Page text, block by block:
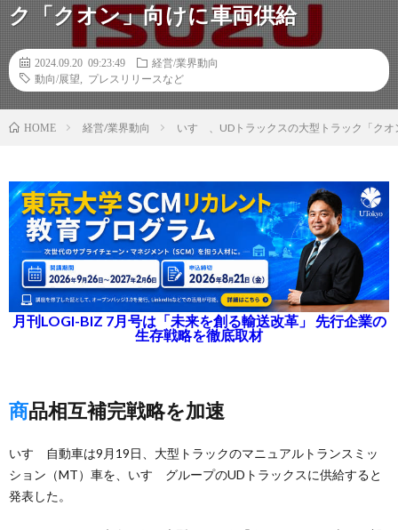
ク「クオン」向けに車両供給
2024.09.20 09:23:49
経営/業界動向
動向/展望
プレスリリースなど
HOME 経営/業界動向 いすゞ、UDトラックスの大型トラック「ク
月刊LOGI-BIZ 7月号は「未来を創る輸送改革」 先行企業の
生存戦略を徹底取材
商品相互補完戦略を加速
いすゞ自動車は9月19日、大型トラックのマニュアルトランスミッ
ション（MT）車を、いすゞグループのUDトラックスに供給すると
発表した。